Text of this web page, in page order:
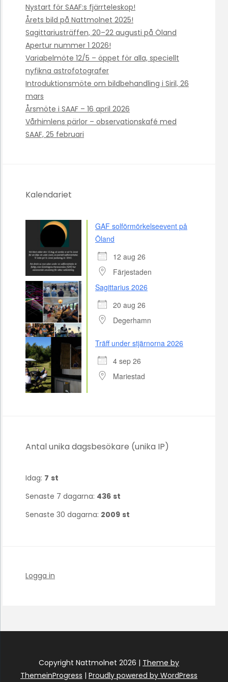
Nystart för SAAF:s fjärrteleskop!
Årets bild på Nattmolnet 2025!
Sagittariusträffen, 20–22 augusti på Öland
Apertur nummer 1 2026!
Variabelmöte 12/5 – öppet för alla, speciellt
nyfikna astrofotografer
Introduktionsmöte om bildbehandling i Siril, 26
mars
Årsmöte i SAAF – 16 april 2026
Vårhimlens pärlor – observationskafé med
SAAF, 25 februari
Kalendariet
GAF solförmörkelseevent på
Öland
12 aug 26
Färjestaden
Sagittarius 2026
20 aug 26
Degerhamn
Träff under stjärnorna 2026
4 sep 26
Mariestad
Antal unika dagsbesökare (unika IP)
Idag: 7 st
Senaste 7 dagarna: 436 st
Senaste 30 dagarna: 2009 st
Logga in
Copyright Nattmolnet 2026 | Theme by
ThemeinProgress | Proudly powered by WordPress